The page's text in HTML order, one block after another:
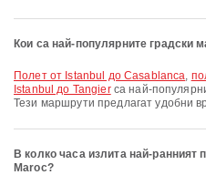
Кои са най-популярните градски
полет от Istanbul до Casablanca,
Istanbul до Tangierса най-
Тези маршрути предлагат удобни
В колко часа излита най-ранният
Maroc?